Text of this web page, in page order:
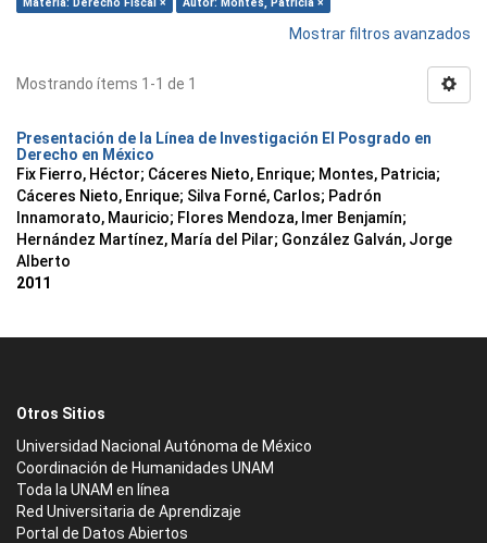
Mostrar filtros avanzados
Mostrando ítems 1-1 de 1
Presentación de la Línea de Investigación El Posgrado en
Derecho en México
Fix Fierro, Héctor; Cáceres Nieto, Enrique; Montes, Patricia;
Cáceres Nieto, Enrique; Silva Forné, Carlos; Padrón
Innamorato, Mauricio; Flores Mendoza, Imer Benjamín;
Hernández Martínez, María del Pilar; González Galván, Jorge
Alberto
2011
Otros Sitios
Universidad Nacional Autónoma de México
Coordinación de Humanidades UNAM
Toda la UNAM en línea
Red Universitaria de Aprendizaje
Portal de Datos Abiertos